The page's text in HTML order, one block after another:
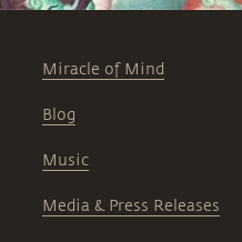
Miracle of Mind
Blog
Music
Media & Press Releases